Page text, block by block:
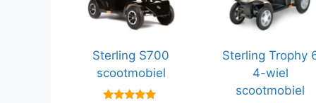
Sterling S700
scootmobiel
Sterling Trophy
4-wiel
scootmobiel